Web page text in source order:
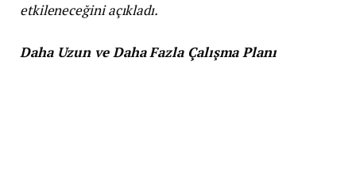
etkileneceğini açıkladı.
Daha Uzun ve Daha Fazla Çalışma Planı